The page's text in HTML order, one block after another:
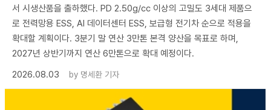
서 시생산품을 출하했다. PD 2.50g/cc 이상의 고밀도 3세대 제품으
로 전력망용 ESS, AI 데이터센터 ESS, 보급형 전기차 순으로 적용을
확대할 계획이다. 3분기 말 연산 3만톤 본격 양산을 목표로 하며,
2027년 상반기까지 연산 6만톤으로 확대 예정이다.
2026.08.03
by 명세환 기자